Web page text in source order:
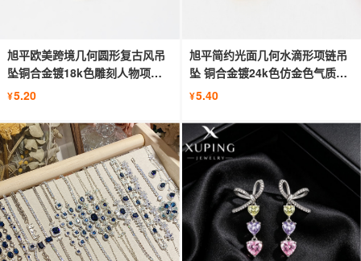
旭平欧美跨境几何圆形复古风吊
坠铜合金镀18k色雕刻人物项坠
批发
¥5.20
旭平简约光面几何水滴形项链吊
坠 铜合金镀24k色仿金色气质项
饰女
¥5.40